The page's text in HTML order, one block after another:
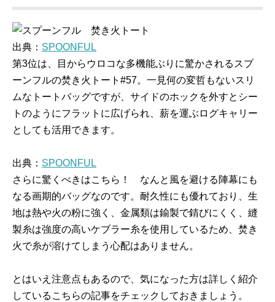
出典： SPOONFUL
第3位は、目からウロコな多機能ぶりに驚かされるスプ
ーンフルの焚き火トート#57。一見何の変哲もないスリ
ムなトートバッグですが、サイドのホックを外すとシー
トのようにフラットに広げられ、薪を運ぶログキャリー
としても活用できます。
出典： SPOONFUL
さらに驚くべきはこちら！ なんと風を避ける陣幕にも
なる画期的バッグなのです。耐久性にも優れており、生
地は熱や火の粉に強く、金属類は鍮製で錆びにくく、縫
製糸は強度の高いケブラー糸を使用しているため、焚き
火で糸が溶けてしまう心配はありません。
とはいえ注意点もあるので、気になった方は詳しく紹介
しているこちらの記事をチェックしておきましょう。